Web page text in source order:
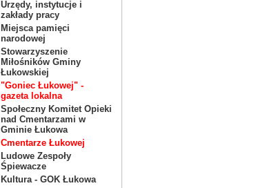
Urzędy, instytucje i
zakłady pracy
Miejsca pamięci
narodowej
Stowarzyszenie
Miłośników Gminy
Łukowskiej
"Goniec Łukowej" -
gazeta lokalna
Społeczny Komitet Opieki
nad Cmentarzami w
Gminie Łukowa
Cmentarze Łukowej
Ludowe Zespoły
Śpiewacze
Kultura - GOK Łukowa